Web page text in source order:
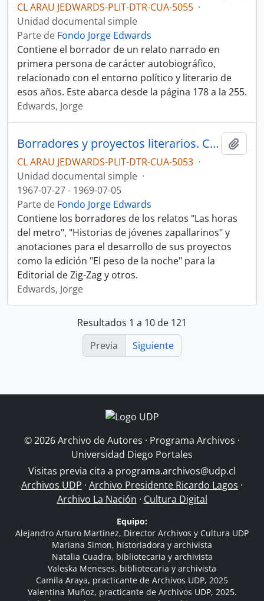
CL ARAU JEDWARDS-PLIT-DTR-CUA-5055 ·
Unidad documental simple
Parte de Fondo Jorge Edwards
Contiene el borrador de un relato narrado en
primera persona de carácter autobiográfico,
relacionado con el entorno político y literario de
esos años. Este abarca desde la página 178 a la 255.
Edwards, Jorge
Borradores y proyectos literarios. Cuaderno
CL ARAU JEDWARDS-PLIT-DTR-CUA-5053 ·
Unidad documental simple ·
1967-07-27 - 1969-07-05
Parte de Fondo Jorge Edwards
Contiene los borradores de los relatos "Las horas
del metro", "Historias de jóvenes zapallarinos" y
anotaciones para el desarrollo de sus proyectos
como la edición "El peso de la noche" para la
Editorial de Zig-Zag y otros.
Edwards, Jorge
Resultados 1 a 10 de 121
Previa
Siguiente
© 2026 Archivo de Autores · Programa Archivos ·
Universidad Diego Portales
Visitas previa cita a programa.archivos@udp.cl
Archivos UDP · Archivo Presidente Ricardo Lagos ·
Archivo La Nación · Cultura Digital
Equipo:
Alejandro Arturo Martínez, Director Archivos y Cultura UDP
Mariana Simon, historiadora y archivista
Natalia Cuadra, bibliotecaria y archivista
Valeska Meneses, bibliotecaria y archivista
Camila Araya, practicante de Archivos UDP, 2025
Valentina Muñoz, practicante de Archivos UDP, 2025.